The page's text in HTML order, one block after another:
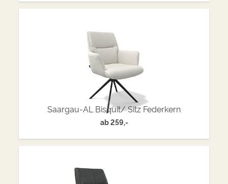
Saargau-AL Bisquit/ Sitz Federkern
ab259,-